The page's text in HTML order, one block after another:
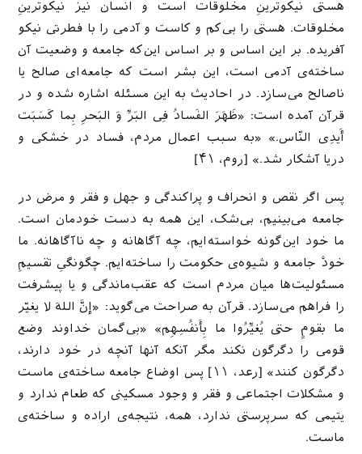
هستی نیکوترینِ مخلوقات است و انسان نیز نیکوترینِ
مخلوقات. هستی را بی‌کم و کاست و آدمی را با فطرتی نیکو
آفریده. بر این اساس و بر اساس این‌که جامعه و وضعیت آن
ساخته‌ی آدمی است، این بشر است که جامعه‌ای صالح یا
ناصالح می‌سازد. در احادیث به این مسئله اشاره شده و در
قرآن آمده است: «ظَهَرَ الفَسادُ فِی البَرِّ وَ البَحرِ بِما کَسَبَت
أَیدِی النّاس.» «به سبب اعمال مردم، فساد در خشکی و
دریا آشکار شد.» [روم، ۴۱]
پس اگر نقص و انحراف و پراکندگی و جهل و فقر و مرض در
جامعه می‌بینیم، بی‌شک، این همه به دست خودمان است.
ما خود این‌گونه خواسته‌ایم، چه آگاهانه و چه ناآگاهانه. ما
خودْ جامعه و شیوه‌ی حکومت را ساخته‌ایم. چگونگی‌ِ تقسیمِ
مسئولیت‌ها میان مردم است که عقب‌ماندگی و یا پیشرفت
را فراهم می‌سازد. قرآن به صراحت می‌گوید: «إنَّ اللهَ لا یغیّر
ما بقومٍ حتی یُغیِّرُوا ما بِأَنفُسِهِم» «بی‌گمان خداوند وضع
قومی را دگرگون نکند مگر آنکه آنها آنچه در خود دارند،
دگرگون کنند» [رعد، ۱۱] پس اوضاع جامعه‌ ساخته‌ی ماست
و مشکلات اجتماعی و فقر و وجود مسکینی که طعام ندارد و
یتیمی که سرپرستی ندارد، همه، نتیجه‌ی اراده و ساخته‌ی
ماست.